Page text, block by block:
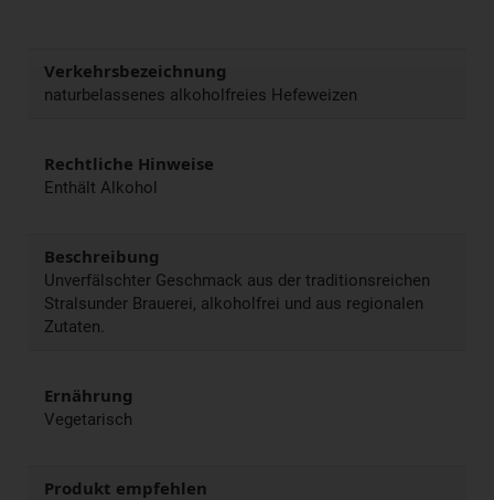
Verkehrsbezeichnung
naturbelassenes alkoholfreies Hefeweizen
Rechtliche Hinweise
Enthält Alkohol
Beschreibung
Unverfälschter Geschmack aus der traditionsreichen
Stralsunder Brauerei, alkoholfrei und aus regionalen
Zutaten.
Ernährung
Vegetarisch
Produkt empfehlen